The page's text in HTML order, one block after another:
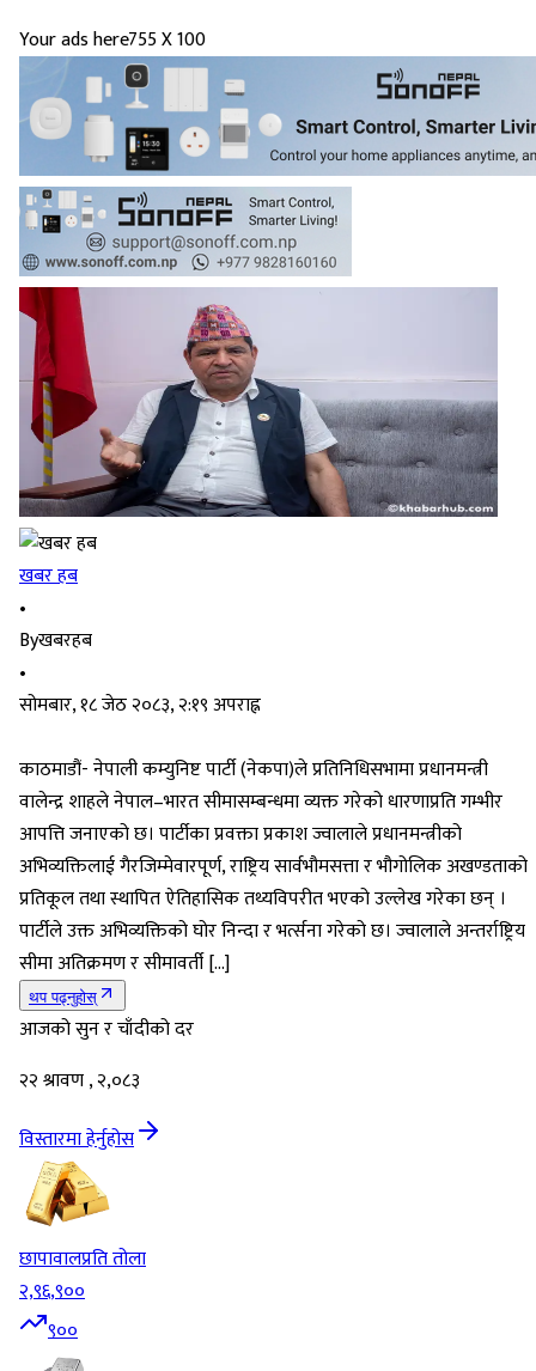
Your ads here755 X 100
खबर हब
•
Byखबरहब
•
सोमबार, १८ जेठ २०८३, २:१९ अपराह्न
काठमाडौं- नेपाली कम्युनिष्ट पार्टी (नेकपा)ले प्रतिनिधिसभामा प्रधानमन्त्री
वालेन्द्र शाहले नेपाल–भारत सीमासम्बन्धमा व्यक्त गरेको धारणाप्रति गम्भीर
आपत्ति जनाएको छ। पार्टीका प्रवक्ता प्रकाश ज्वालाले प्रधानमन्त्रीको
अभिव्यक्तिलाई गैरजिम्मेवारपूर्ण, राष्ट्रिय सार्वभौमसत्ता र भौगोलिक अखण्डताको
प्रतिकूल तथा स्थापित ऐतिहासिक तथ्यविपरीत भएको उल्लेख गरेका छन् ।
पार्टीले उक्त अभिव्यक्तिको घोर निन्दा र भर्त्सना गरेको छ। ज्वालाले अन्तर्राष्ट्रिय
सीमा अतिक्रमण र सीमावर्ती […]
थप पढ्नुहोस्
आजको सुन र चाँदीको दर
२२ श्रावण , २,०८३
विस्तारमा हेर्नुहोस
छापावालप्रति तोला
२,९६,९००
९००